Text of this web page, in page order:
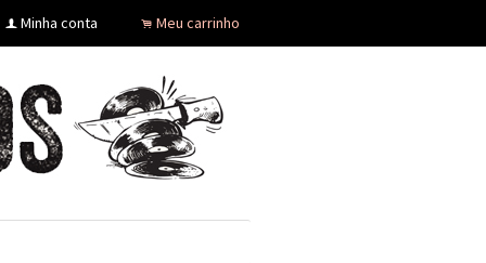
f Minha conta . Meu carrinho